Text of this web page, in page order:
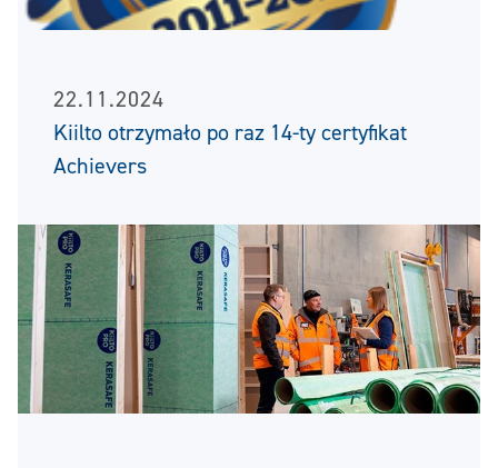
22.11.2024
Kiilto otrzymało po raz 14-ty certyfikat
Achievers